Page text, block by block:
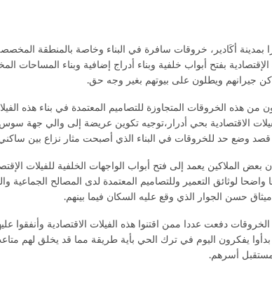
أكَادير، خروقات سافرة في البناء وخاصة بالمنطقة
بفتح أبواب خلفية وبناء أدراج إضافية وبناء المساحات
جيرانهم ويطلون على بيوتهم بغير وجه حق.
هذه الخروقات المتجاوزة للتصاميم المعتمدة في بناء هذه
الاقتصادية بحي أدرار،توجيه تكوين عريضة إلى والي جهة سوس
وضع حد للخروقات في البناء الذي أصبحت مثار نزاع بين
بعض الملاكين يعمد إلى فتح أبواب الواجهات الخلفية للفيلات
لوثائق التعمير وللتصاميم المعتمدة لدى المصالح الجماعية
حسن الجوار الذي وقع عليه السكان فيما بينهم.
دفعت عددا ممن اقتنوا هذه الفيلات الاقتصادية وأنفقوا
يفكرون اليوم في ترك الحي بأية طريقة مما قد يخلق لهم
مستقبل أسرهم.